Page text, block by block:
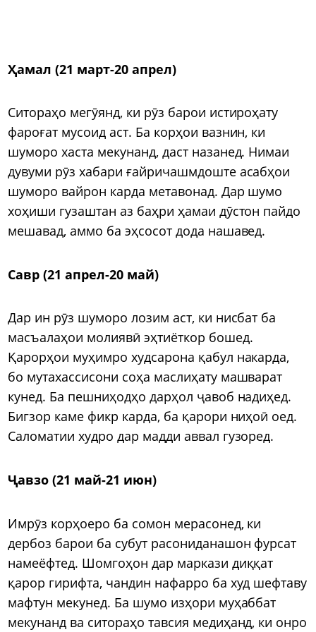
Ҳамал (21 март-20 апрел)
Ситораҳо мегӯянд, ки рӯз барои истироҳату
фароғат мусоид аст. Ба корҳои вазнин, ки
шуморо хаста мекунанд, даст назанед. Нимаи
дувуми рӯз хабари ғайричашмдоште асабҳои
шуморо вайрон карда метавонад. Дар шумо
хоҳиши гузаштан аз баҳри ҳамаи дӯстон пайдо
мешавад, аммо ба эҳсосот дода нашавед.
Савр (21 апрел-20 май)
Дар ин рӯз шуморо лозим аст, ки нисбат ба
масъалаҳои молиявӣ эҳтиёткор бошед.
Қарорҳои муҳимро худсарона қабул накарда,
бо мутахассисони соҳа маслиҳату машварат
кунед. Ба пешниҳодҳо дарҳол ҷавоб надиҳед.
Бигзор каме фикр карда, ба қарори ниҳоӣ оед.
Саломатии худро дар мадди аввал гузоред.
Ҷавзо (21 май-21 июн)
Имрӯз корҳоеро ба сомон мерасонед, ки
дербоз барои ба субут расониданашон фурсат
намеёфтед. Шомгоҳон дар маркази диққат
қарор гирифта, чандин нафарро ба худ шефтаву
мафтун мекунед. Ба шумо изҳори муҳаббат
мекунанд ва ситораҳо тавсия медиҳанд, ки онро